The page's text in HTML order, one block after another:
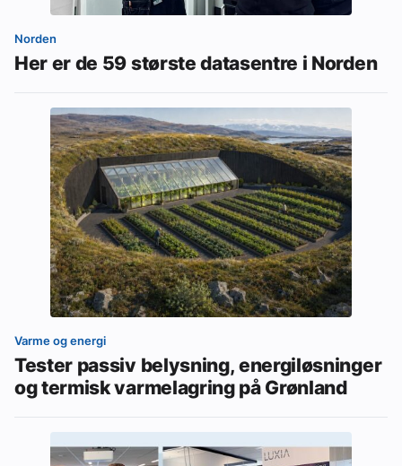
Norden
Her er de 59 største datasentre i Norden
Varme og energi
Tester passiv belysning, energiløsninger
og termisk varmelagring på Grønland